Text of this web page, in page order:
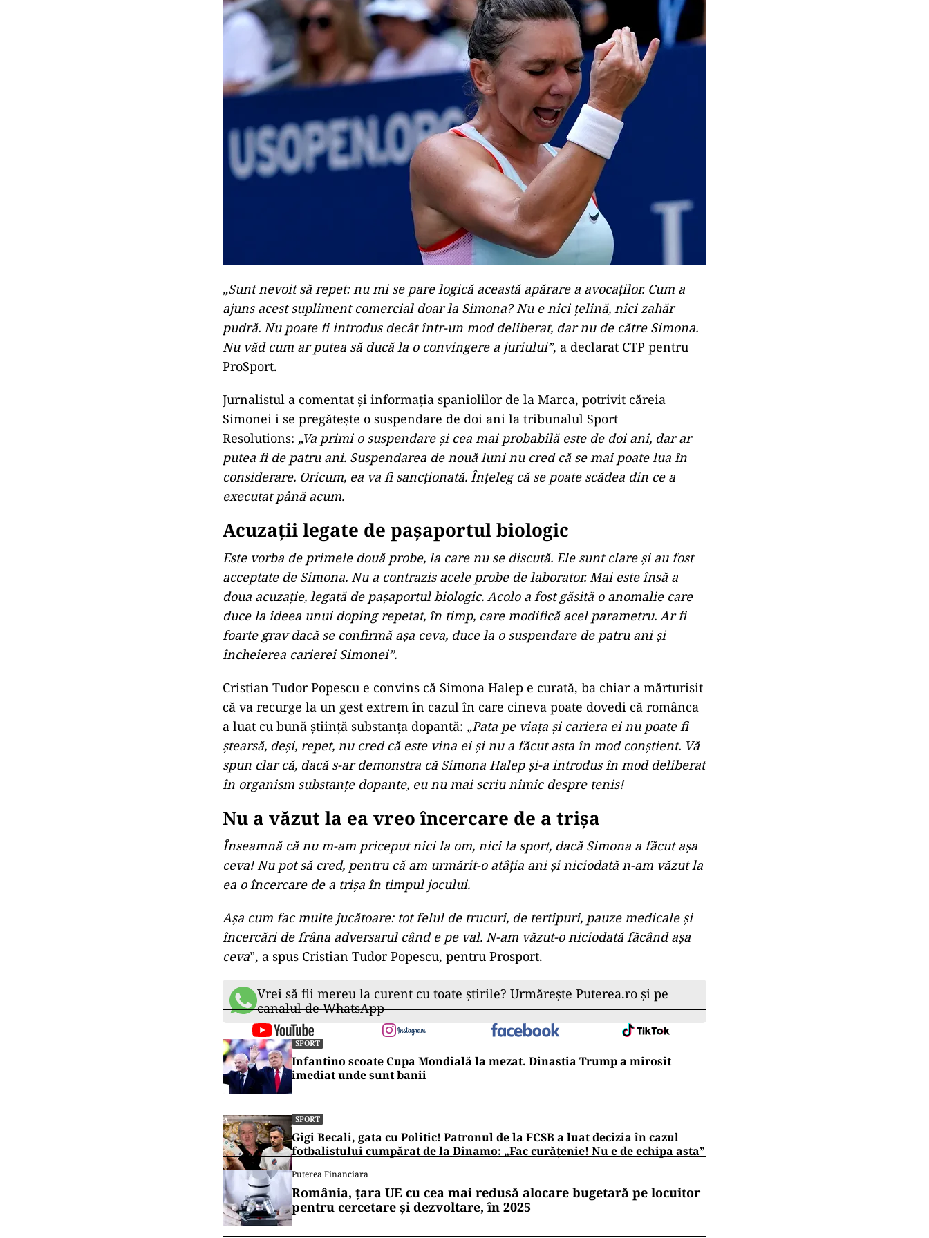
„Sunt nevoit să repet: nu mi se pare logică această apărare a avocaților. Cum a
ajuns acest supliment comercial doar la Simona? Nu e nici țelină, nici zahăr
pudră. Nu poate fi introdus decât într-un mod deliberat, dar nu de către Simona.
Nu văd cum ar putea să ducă la o convingere a juriului”, a declarat CTP pentru
ProSport.
Jurnalistul a comentat și informația spaniolilor de la Marca, potrivit căreia
Simonei i se pregătește o suspendare de doi ani la tribunalul Sport
Resolutions: „Va primi o suspendare și cea mai probabilă este de doi ani, dar ar
putea fi de patru ani. Suspendarea de nouă luni nu cred că se mai poate lua în
considerare. Oricum, ea va fi sancționată. Înțeleg că se poate scădea din ce a
executat până acum.
Acuzații legate de pașaportul biologic
Este vorba de primele două probe, la care nu se discută. Ele sunt clare și au fost
acceptate de Simona. Nu a contrazis acele probe de laborator. Mai este însă a
doua acuzație, legată de pașaportul biologic. Acolo a fost găsită o anomalie care
duce la ideea unui doping repetat, în timp, care modifică acel parametru. Ar fi
foarte grav dacă se confirmă așa ceva, duce la o suspendare de patru ani și
încheierea carierei Simonei”.
Cristian Tudor Popescu e convins că Simona Halep e curată, ba chiar a mărturisit
că va recurge la un gest extrem în cazul în care cineva poate dovedi că românca
a luat cu bună știință substanța dopantă: „Pata pe viața și cariera ei nu poate fi
ștearsă, deși, repet, nu cred că este vina ei și nu a făcut asta în mod conștient. Vă
spun clar că, dacă s-ar demonstra că Simona Halep și-a introdus în mod deliberat
în organism substanțe dopante, eu nu mai scriu nimic despre tenis!
Nu a văzut la ea vreo încercare de a trișa
Înseamnă că nu m-am priceput nici la om, nici la sport, dacă Simona a făcut așa
ceva! Nu pot să cred, pentru că am urmărit-o atâția ani și niciodată n-am văzut la
ea o încercare de a trișa în timpul jocului.
Așa cum fac multe jucătoare: tot felul de trucuri, de tertipuri, pauze medicale și
încercări de frâna adversarul când e pe val. N-am văzut-o niciodată făcând așa
ceva”, a spus Cristian Tudor Popescu, pentru Prosport.
Vrei să fii mereu la curent cu toate știrile? Urmărește Puterea.ro și pe
canalul de WhatsApp
SPORT
Infantino scoate Cupa Mondială la mezat. Dinastia Trump a mirosit
imediat unde sunt banii
SPORT
Gigi Becali, gata cu Politic! Patronul de la FCSB a luat decizia în cazul
fotbalistului cumpărat de la Dinamo: „Fac curățenie! Nu e de echipa asta”
Puterea Financiara
România, țara UE cu cea mai redusă alocare bugetară pe locuitor
pentru cercetare și dezvoltare, în 2025